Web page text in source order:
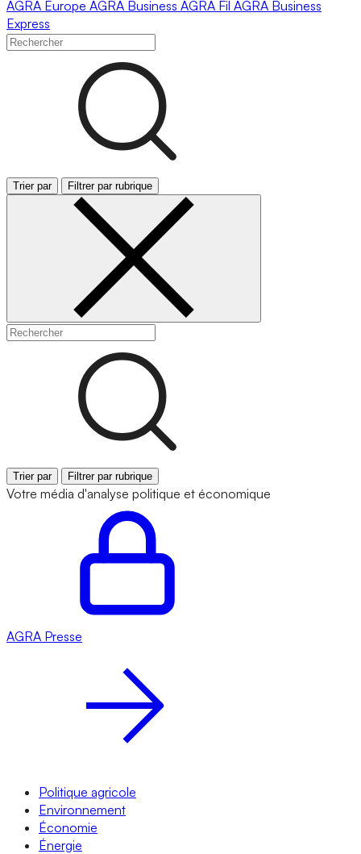
AGRA Europe AGRA Business AGRA Fil AGRA Business
Express
Trier par Filtrer par rubrique
Trier par Filtrer par rubrique
Votre média d'analyse politique et économique
AGRA Presse
Politique agricole
Environnement
Économie
Énergie